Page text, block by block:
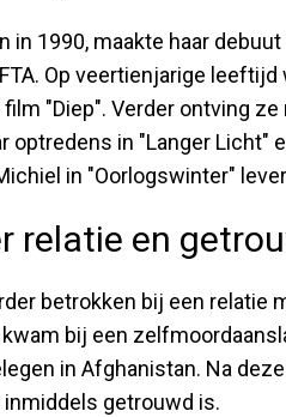
in 1990, maakte haar
Op veertienjarige
film "Diep". Verder ontving
optredens in "Langer Licht"
in "Oorlogswinter"
relatie en
betrokken bij een relatie
bij een
in Afghanistan. Na
getrouwd is.